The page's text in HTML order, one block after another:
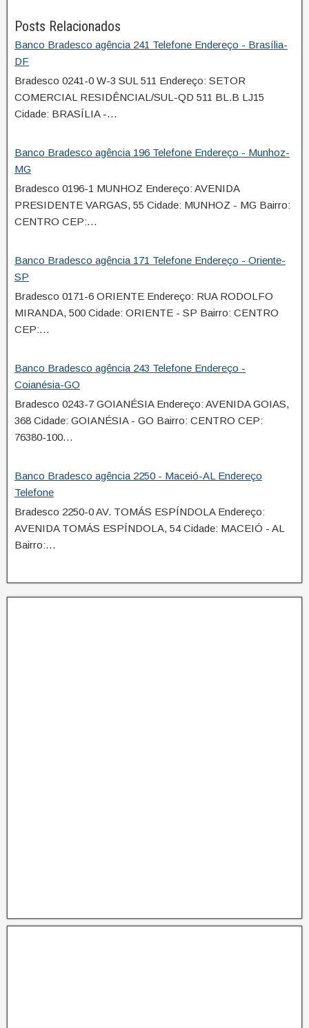
Posts Relacionados
Banco Bradesco agência 241 Telefone Endereço - Brasília-
DF
Bradesco 0241-0 W-3 SUL 511 Endereço: SETOR
COMERCIAL RESIDÊNCIAL/SUL-QD 511 BL.B LJ15
Cidade: BRASÍLIA -…
Banco Bradesco agência 196 Telefone Endereço - Munhoz-
MG
Bradesco 0196-1 MUNHOZ Endereço: AVENIDA
PRESIDENTE VARGAS, 55 Cidade: MUNHOZ - MG Bairro:
CENTRO CEP:…
Banco Bradesco agência 171 Telefone Endereço - Oriente-
SP
Bradesco 0171-6 ORIENTE Endereço: RUA RODOLFO
MIRANDA, 500 Cidade: ORIENTE - SP Bairro: CENTRO
CEP:…
Banco Bradesco agência 243 Telefone Endereço -
Coianésia-GO
Bradesco 0243-7 GOIANÉSIA Endereço: AVENIDA GOIAS,
368 Cidade: GOIANÉSIA - GO Bairro: CENTRO CEP:
76380-100…
Banco Bradesco agência 2250 - Maceió-AL Endereço
Telefone
Bradesco 2250-0 AV. TOMÁS ESPÍNDOLA Endereço:
AVENIDA TOMÁS ESPÍNDOLA, 54 Cidade: MACEIÓ - AL
Bairro:…